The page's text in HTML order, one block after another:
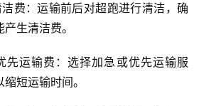
费：运输前后对超跑进行清洁，确
生清洁费。
先运输费：选择加急或优先运输服
短运输时间。